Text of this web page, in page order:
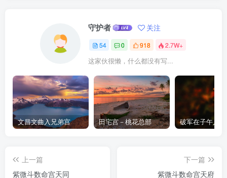
守护者 关注
54 0 918 2.7W+
这家伙很懒，什么都没有写...
文昌文曲入兄弟宫 田宅宫－桃花总部 破军在子午入命
上一篇
紫微斗数命宫天同
下一篇
紫微斗数命宫天府